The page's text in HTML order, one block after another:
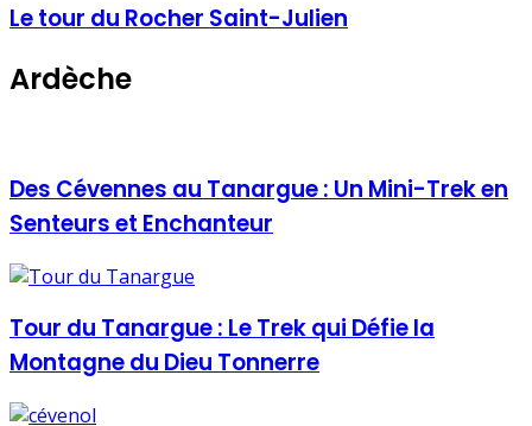
Le tour du Rocher Saint-Julien
Ardèche
Des Cévennes au Tanargue : Un Mini-Trek en
Senteurs et Enchanteur
Tour du Tanargue : Le Trek qui Défie la
Montagne du Dieu Tonnerre